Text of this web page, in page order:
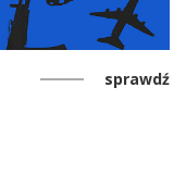
sprawdź